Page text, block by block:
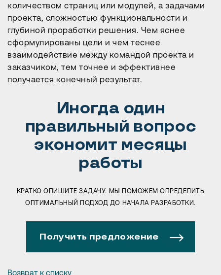
Расскажите о задаче
Иногда нужен большой проект. Иногда — одно точное решение. В
любом случае начнем с главного: поймем задачу, обсудим
возможные варианты и предложим оптимальный путь.
Обсудить проект →
количеством страниц или модулей, а задачами
проекта, сложностью функциональности и
глубиной проработки решения. Чем яснее
сформулированы цели и чем теснее
взаимодействие между командой проекта и
заказчиком, тем точнее и эффективнее
получается конечный результат.
Иногда один
правильный вопрос
экономит месяцы
работы
КРАТКО ОПИШИТЕ ЗАДАЧУ. МЫ ПОМОЖЕМ ОПРЕДЕЛИТЬ
ОПТИМАЛЬНЫЙ ПОДХОД ДО НАЧАЛА РАЗРАБОТКИ.
Получить предложение
Возврат к списку